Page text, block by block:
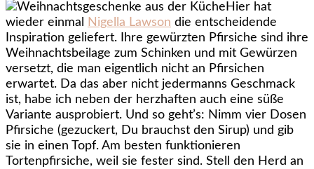
Hier hat
wieder einmal
Nigella Lawson die entscheidende
Inspiration geliefert. Ihre gewürzten Pfirsiche sind ihre
Weihnachtsbeilage zum Schinken und mit Gewürzen
versetzt, die man eigentlich nicht an Pfirsichen
erwartet. Da das aber nicht jedermanns Geschmack
ist, habe ich neben der herzhaften auch eine süße
Variante ausprobiert. Und so geht’s: Nimm vier Dosen
Pfirsiche (gezuckert, Du brauchst den Sirup) und gib
sie in einen Topf. Am besten funktionieren
Tortenpfirsiche, weil sie fester sind. Stell den Herd an